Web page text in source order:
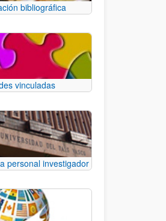
bibliográfica
vinculadas
personal investigador